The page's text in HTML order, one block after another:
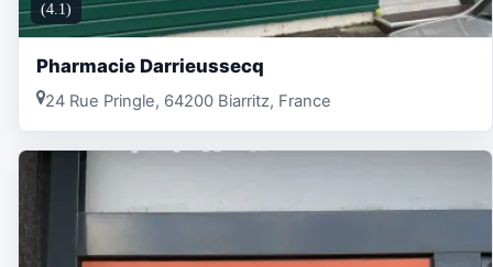
(4.1)
Pharmacie Darrieussecq
24 Rue Pringle, 64200 Biarritz, France